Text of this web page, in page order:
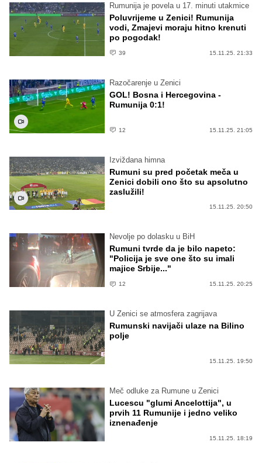
Rumunija je povela u 17. minuti utakmice
Poluvrijeme u Zenici! Rumunija
vodi, Zmajevi moraju hitno krenuti
po pogodak!
39 15.11.25. 21:33
Razočarenje u Zenici
GOL! Bosna i Hercegovina -
Rumunija 0:1!
12 15.11.25. 21:05
Izviždana himna
Rumuni su pred početak meča u
Zenici dobili ono što su apsolutno
zaslužili!
15.11.25. 20:50
Nevolje po dolasku u BiH
Rumuni tvrde da je bilo napeto:
"Policija je sve one što su imali
majice Srbije..."
12 15.11.25. 20:25
U Zenici se atmosfera zagrijava
Rumunski navijači ulaze na Bilino
polje
15.11.25. 19:50
Meč odluke za Rumune u Zenici
Lucescu "glumi Ancelottija", u
prvih 11 Rumunije i jedno veliko
iznenađenje
15.11.25. 18:19